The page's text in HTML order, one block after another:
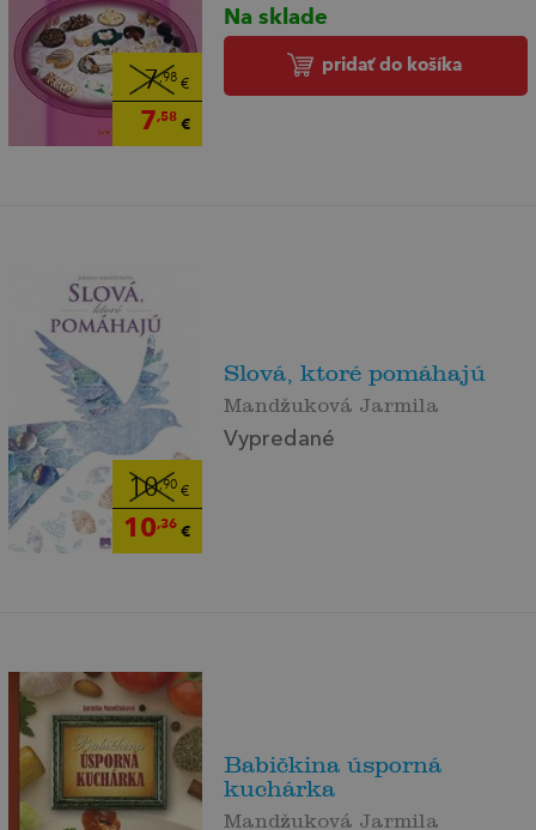
7,98€
7,58€
Na sklade
pridať do košíka
10,90€
10,36€
Slová, ktoré pomáhajú
Mandžuková Jarmila
Vypredané
Babičkina úsporná
kuchárka
Mandžuková Jarmila